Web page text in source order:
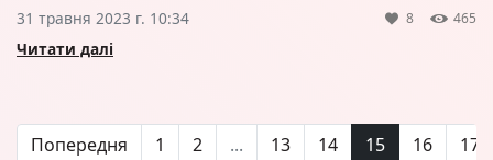
31 травня 2023 г. 10:34 8 465
Читати далі
Попередня 1 2 ... 13 14 15 16 17